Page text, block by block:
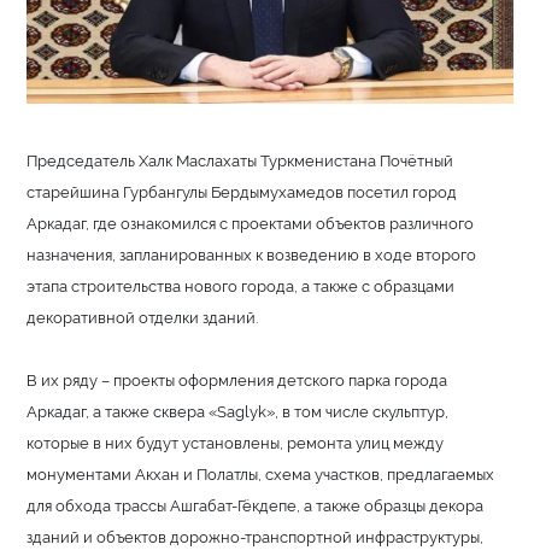
Председатель Халк Маслахаты Туркменистана Почётный
старейшина Гурбангулы Бердымухамедов посетил город
Аркадаг, где ознакомился с проектами объектов различного
назначения, запланированных к возведению в ходе второго
этапа строительства нового города, а также с образцами
декоративной отделки зданий.
В их ряду – проекты оформления детского парка города
Аркадаг, а также сквера «Saglyk», в том числе скульптур,
которые в них будут установлены, ремонта улиц между
монументами Акхан и Полатлы, схема участков, предлагаемых
для обхода трассы Ашгабат-Гёкдепе, а также образцы декора
зданий и объектов дорожно-транспортной инфраструктуры,